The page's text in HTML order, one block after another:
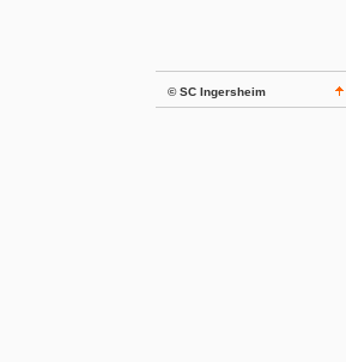
© SC Ingersheim